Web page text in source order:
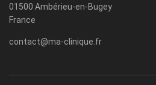
01500 Ambérieu-en-Bugey
France
contact@ma-clinique.fr